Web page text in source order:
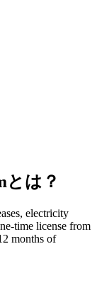
とは？
electricity
time license from
months of